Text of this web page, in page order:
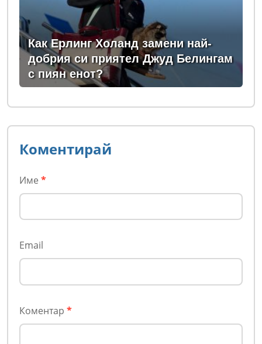
Как Ерлинг Холанд замени най-
добрия си приятел Джуд Белингам
с пиян енот?
Коментирай
Име *
Email
Коментар *